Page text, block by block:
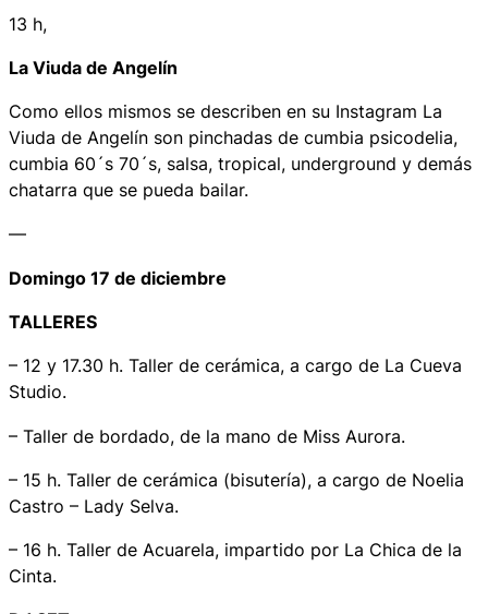
13 h,
La Viuda de Angelín
Como ellos mismos se describen en su Instagram La
Viuda de Angelín son pinchadas de cumbia psicodelia,
cumbia 60´s 70´s, salsa, tropical, underground y demás
chatarra que se pueda bailar.
—
Domingo 17 de diciembre
TALLERES
– 12 y 17.30 h. Taller de cerámica, a cargo de La Cueva
Studio.
– Taller de bordado, de la mano de Miss Aurora.
– 15 h. Taller de cerámica (bisutería), a cargo de Noelia
Castro – Lady Selva.
– 16 h. Taller de Acuarela, impartido por La Chica de la
Cinta.